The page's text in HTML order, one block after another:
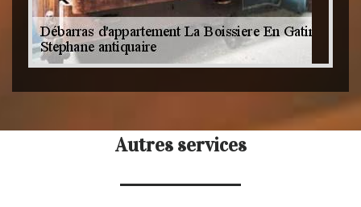
Autres services